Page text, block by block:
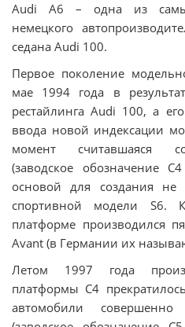
Audi A6 – одна из
немецкого
седана Audi 100.
Первое поколение
мае 1994 года в
рестайлинга Audi 100, а
ввода новой индексации
момент считавшаяся
(заводское обозначение
основой для создания
спортивной модели
платформе производился
Avant (в Германии их
Летом 1997 года
платформы С4
автомобили